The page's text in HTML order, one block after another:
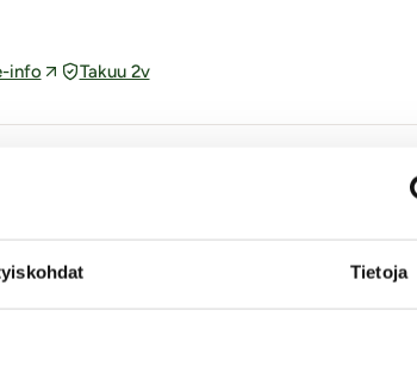
Tietoja
info Takuu 2v
Super Flexible - Dildo
- klikkaa tähteä!